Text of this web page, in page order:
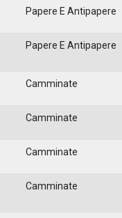
Papere E Antipapere
Papere E Antipapere
Camminate
Camminate
Camminate
Camminate